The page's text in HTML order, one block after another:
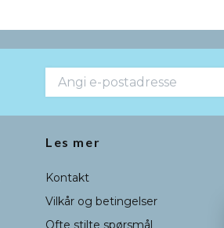
Les mer
Kontakt
Vilkår og betingelser
Ofte stilte spørsmål